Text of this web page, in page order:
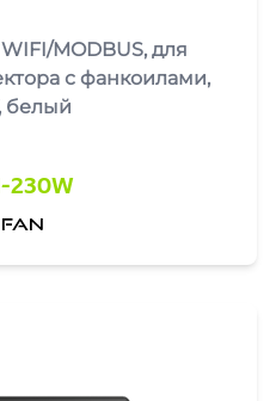
MODBUS, для
с фанкоилами,
белый
230W
fan